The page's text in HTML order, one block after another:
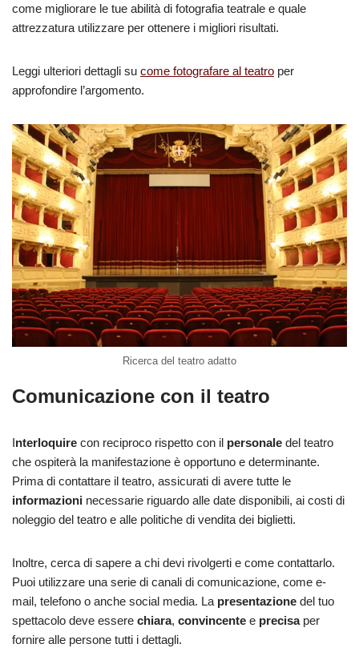
come migliorare le tue abilità di fotografia teatrale e quale
attrezzatura utilizzare per ottenere i migliori risultati.
Leggi ulteriori dettagli su come fotografare al teatro per
approfondire l’argomento.
Ricerca del teatro adatto
Comunicazione con il teatro
Interloquire con reciproco rispetto con il personale del teatro
che ospiterà la manifestazione è opportuno e determinante.
Prima di contattare il teatro, assicurati di avere tutte le
informazioni necessarie riguardo alle date disponibili, ai costi di
noleggio del teatro e alle politiche di vendita dei biglietti.
Inoltre, cerca di sapere a chi devi rivolgerti e come contattarlo.
Puoi utilizzare una serie di canali di comunicazione, come e-
mail, telefono o anche social media. La presentazione del tuo
spettacolo deve essere chiara, convincente e precisa per
fornire alle persone tutti i dettagli.